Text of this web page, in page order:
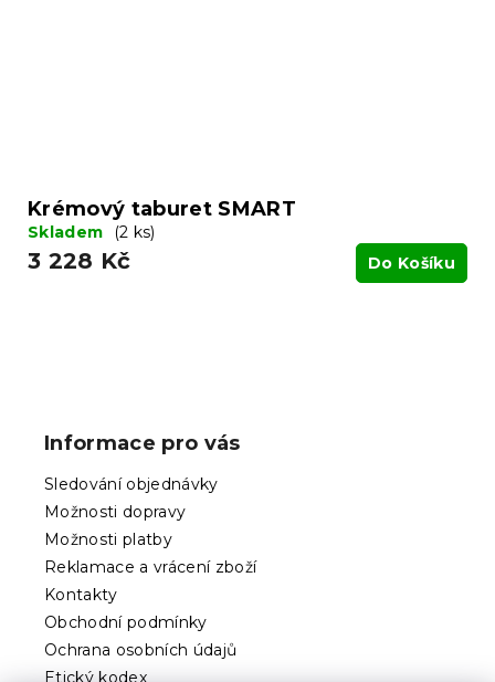
Krémový taburet SMART
Skladem (2 ks)
3 228 Kč Do Košíku
Informace pro vás
Sledování objednávky
Možnosti dopravy
Možnosti platby
Reklamace a vrácení zboží
Kontakty
Obchodní podmínky
Ochrana osobních údajů
Etický kodex